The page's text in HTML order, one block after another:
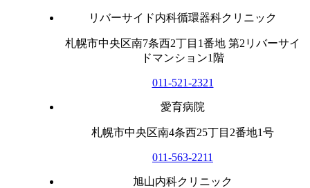
リバーサイド内科循環器科クリニック
札幌市中央区南7条西2丁目1番地 第2リバーサイ
ドマンション1階
011-521-2321
愛育病院
札幌市中央区南4条西25丁目2番地1号
011-563-2211
旭山内科クリニック